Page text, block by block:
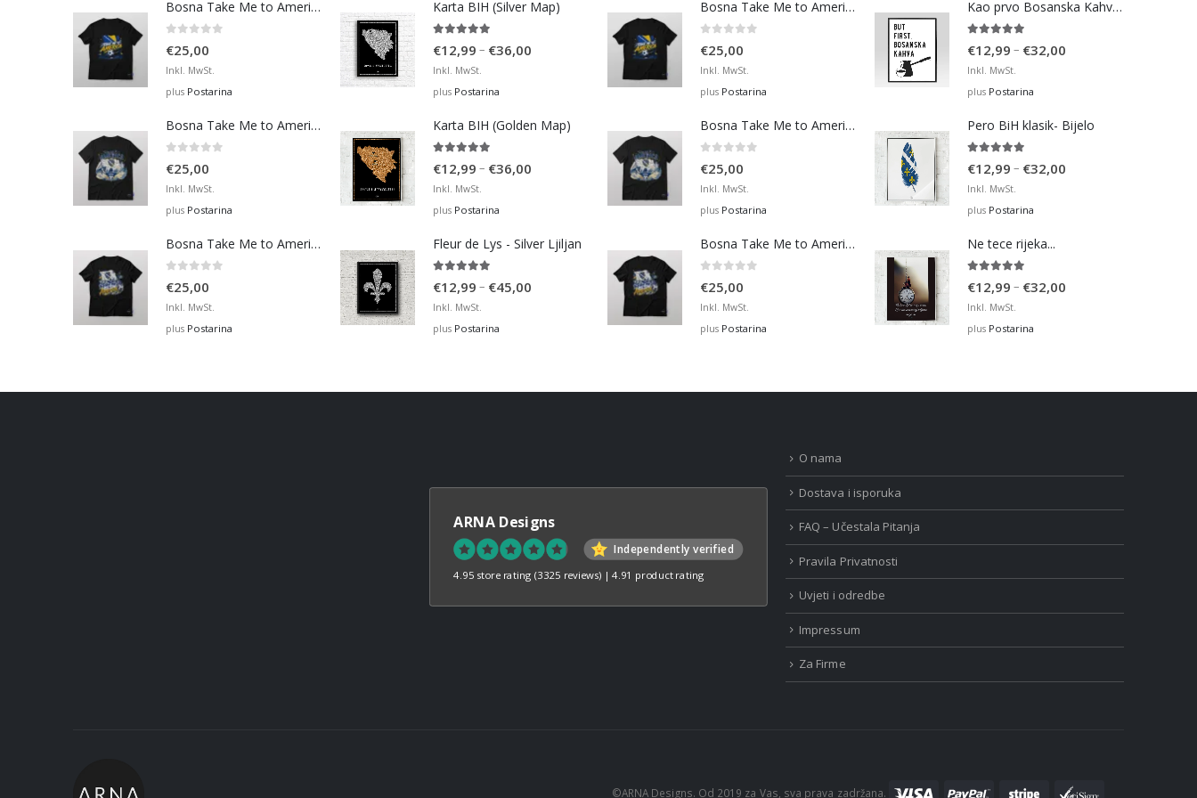
Bosna Take Me to America Navijačka Majica 3
€25,00
Inkl. MwSt.
plus Postarina
Bosna Take Me to America Navijačka Majica 4
€25,00
Inkl. MwSt.
plus Postarina
Bosna Take Me to America Navijačka Majica 2
€25,00
Inkl. MwSt.
plus Postarina
Karta BIH (Silver Map)
€12,99 – €36,00
€36,00
Inkl. MwSt.
plus Postarina
Karta BIH (Golden Map)
€12,99 – €36,00
€36,00
Inkl. MwSt.
plus Postarina
Fleur de Lys - Silver Ljiljan
€12,99 – €45,00
Inkl. MwSt.
plus Postarina
Bosna Take Me to America Navijačka Majica 3
€25,00
Inkl. MwSt.
plus Postarina
Bosna Take Me to America Navijačka Majica 4
€25,00
Inkl. MwSt.
plus Postarina
Bosna Take Me to America Navijačka Majica 2
€25,00
Inkl. MwSt.
plus Postarina
Kao prvo Bosanska Kahva (bijela)
€12,99 – €32,00
€32,00
Inkl. MwSt.
plus Postarina
Pero BiH klasik- Bijelo
€12,99 – €32,00
Inkl. MwSt.
plus Postarina
Ne tece rijeka...
€12,99 – €32,00
Inkl. MwSt.
plus Postarina
ARNA Designs
Independently verified
4.95 store rating (3325 reviews) |4.91 product rating
O nama
Dostava i isporuka
FAQ – Učestala Pitanja
Pravila Privatnosti
Uvjeti i odredbe
Impressum
Za Firme
©ARNA Designs. Od 2019 za Vas, sva prava zadržana.